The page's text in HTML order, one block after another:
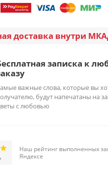
доставка внутри
записка к
важные слова, которые вы
будут напечатаны на
с любовью
Наш рейтинг выполненных
Яндексе